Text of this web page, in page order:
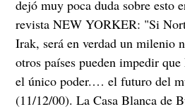
dejó muy poca duda sobre esto
revista NEW YORKER: "Si
Irak, será en verdad un milenio
otros países pueden impedir
el único poder.… el futuro del
(11/12/00). La Casa Blanca de